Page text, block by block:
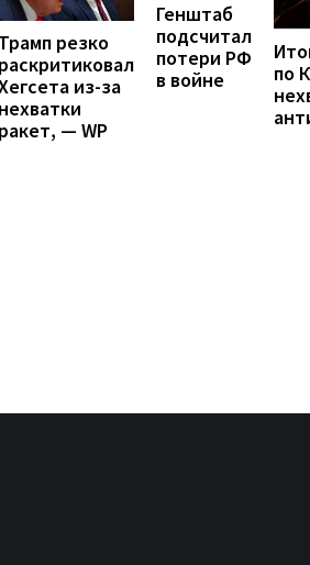
Трамп резко
раскритиковал
из-за
нехватки
ракет, — WP
Генштаб
подсчитал
потери РФ
в войне
по